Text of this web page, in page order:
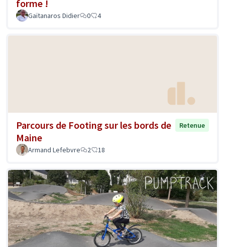
forme !
Gaïtanaros Didier 0 4
Parcours de Footing sur les bords de
Maine
Retenue
Armand Lefebvre 2 18